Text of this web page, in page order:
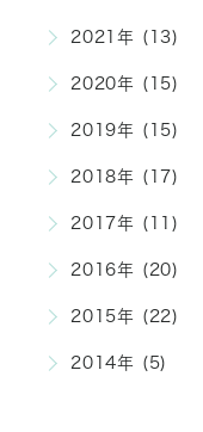
2021年 (13)
2020年 (15)
2019年 (15)
2018年 (17)
2017年 (11)
2016年 (20)
2015年 (22)
2014年 (5)